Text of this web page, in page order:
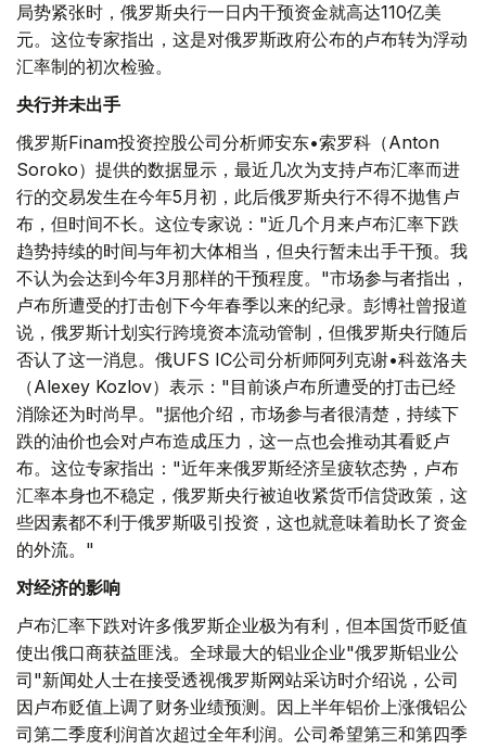
局势紧张时，俄罗斯央行一日内干预资金就高达110亿美
元。这位专家指出，这是对俄罗斯政府公布的卢布转为浮动
汇率制的初次检验。
央行并未出手
俄罗斯Finam投资控股公司分析师安东•索罗科（Anton
Soroko）提供的数据显示，最近几次为支持卢布汇率而进
行的交易发生在今年5月初，此后俄罗斯央行不得不抛售卢
布，但时间不长。这位专家说："近几个月来卢布汇率下跌
趋势持续的时间与年初大体相当，但央行暂未出手干预。我
不认为会达到今年3月那样的干预程度。"市场参与者指出，
卢布所遭受的打击创下今年春季以来的纪录。彭博社曾报道
说，俄罗斯计划实行跨境资本流动管制，但俄罗斯央行随后
否认了这一消息。俄UFS IC公司分析师阿列克谢•科兹洛夫
（Alexey Kozlov）表示："目前谈卢布所遭受的打击已经
消除还为时尚早。"据他介绍，市场参与者很清楚，持续下
跌的油价也会对卢布造成压力，这一点也会推动其看贬卢
布。这位专家指出："近年来俄罗斯经济呈疲软态势，卢布
汇率本身也不稳定，俄罗斯央行被迫收紧货币信贷政策，这
些因素都不利于俄罗斯吸引投资，这也就意味着助长了资金
的外流。"
对经济的影响
卢布汇率下跌对许多俄罗斯企业极为有利，但本国货币贬值
使出俄口商获益匪浅。全球最大的铝业企业"俄罗斯铝业公
司"新闻处人士在接受透视俄罗斯网站采访时介绍说，公司
因卢布贬值上调了财务业绩预测。因上半年铝价上涨俄铝公
司第二季度利润首次超过全年利润。公司希望第三和第四季